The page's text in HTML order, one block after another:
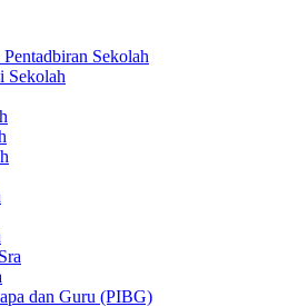
Sekolah
Sekolah
dan Guru (PIBG)